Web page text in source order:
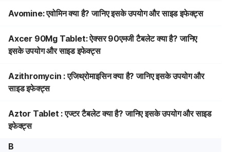
Avomine: एवोमिन क्या है? जानिए इसके उपयोग और साइड इफेक्ट्स
Axcer 90Mg Tablet: ऐक्सर 90एमजी टैबलेट क्या है? जानिए
इसके उपयोग और साइड इफेक्ट्स
Azithromycin : एजिथ्रोमाइसिन क्या है? जानिए इसके उपयोग और
साइड इफेक्ट्स
Aztor Tablet : एज्टर टैबलेट क्या है? जानिए इसके उपयोग और साइड
इफेक्ट्स
B